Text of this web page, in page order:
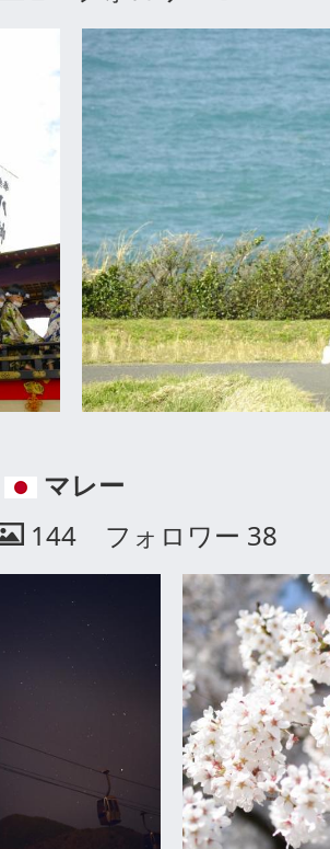
マレー
144
フォロワー 38